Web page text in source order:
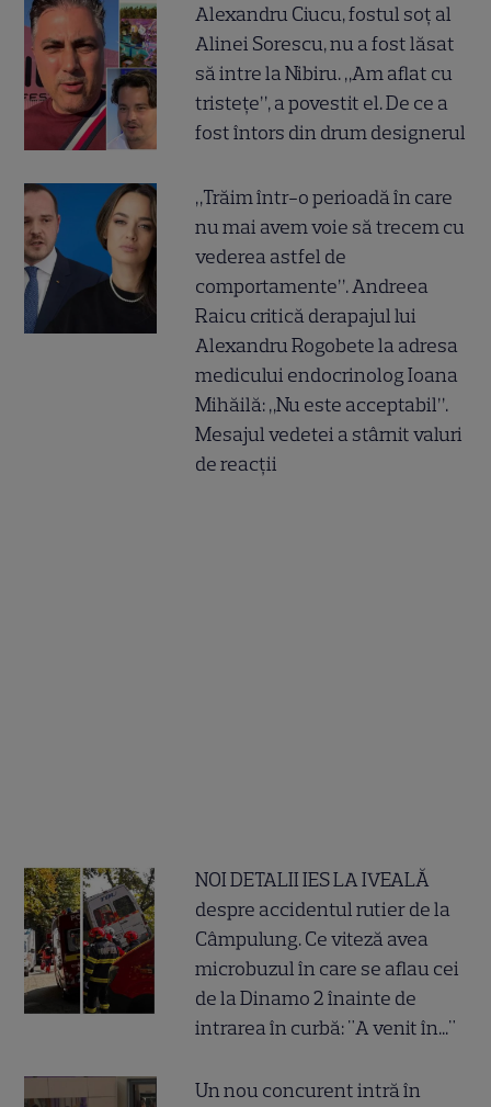
Alexandru Ciucu, fostul soț al
Alinei Sorescu, nu a fost lăsat
să intre la Nibiru. „Am aflat cu
tristețe”, a povestit el. De ce a
fost întors din drum designerul
„Trăim într-o perioadă în care
nu mai avem voie să trecem cu
vederea astfel de
comportamente”. Andreea
Raicu critică derapajul lui
Alexandru Rogobete la adresa
medicului endocrinolog Ioana
Mihăilă: „Nu este acceptabil”.
Mesajul vedetei a stârnit valuri
de reacții
NOI DETALII IES LA IVEALĂ
despre accidentul rutier de la
Câmpulung. Ce viteză avea
microbuzul în care se aflau cei
de la Dinamo 2 înainte de
intrarea în curbă: "A venit în..."
Un nou concurent intră în